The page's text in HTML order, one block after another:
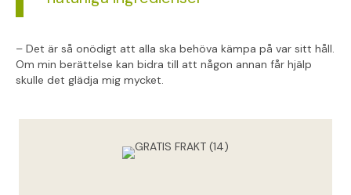
– Det är så onödigt att alla ska behöva kämpa på var sitt håll.
Om min berättelse kan bidra till att någon annan får hjälp
skulle det glädja mig mycket.